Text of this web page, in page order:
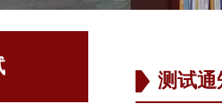
测试通